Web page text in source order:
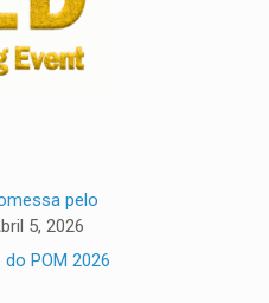
pelo
5, 2026
POM 2026